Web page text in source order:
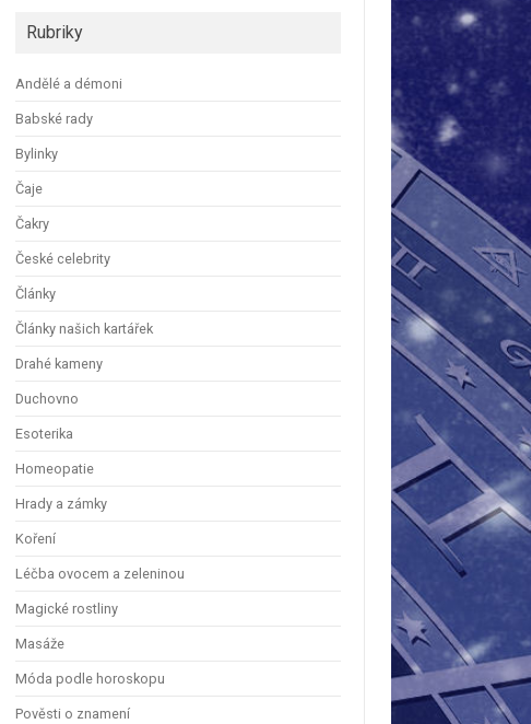
Rubriky
Andělé a démoni
Babské rady
Bylinky
Čaje
Čakry
České celebrity
Články
Články našich kartářek
Drahé kameny
Duchovno
Esoterika
Homeopatie
Hrady a zámky
Koření
Léčba ovocem a zeleninou
Magické rostliny
Masáže
Móda podle horoskopu
Pověsti o znamení